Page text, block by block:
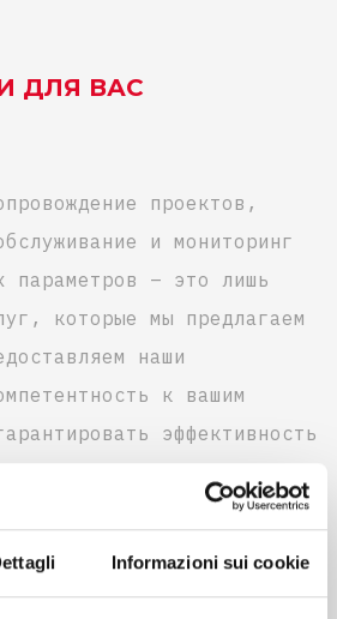
Informazioni sui cookie
ДЛЯ ВАС
проектов,
и мониторинг
параметров – это лишь
которые мы предлагаем
наши
к вашим
эффективность